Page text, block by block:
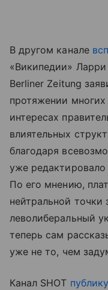
В другом канале
«Википедии»
Berliner Zeitung
протяжении
интересах
влиятельных
благодаря
уже
По его мнению,
нейтральной точки
леволиберальный
теперь сам
уже не то, чем
Канал SHOT